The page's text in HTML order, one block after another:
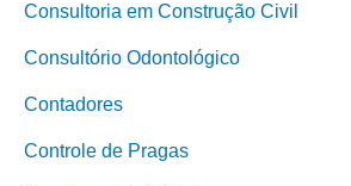
Consultoria em Construção Civil
Consultório Odontológico
Contadores
Controle de Pragas